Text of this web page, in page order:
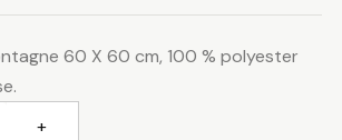
60 X 60 cm, 100 % polyester
+